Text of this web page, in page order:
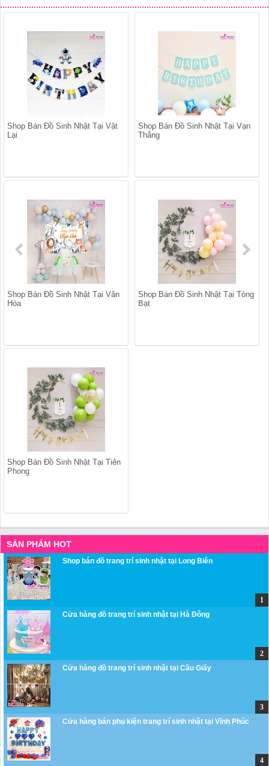
Shop Bán Đồ Sinh Nhật Tại Vật
Lại
Shop Bán Đồ Sinh Nhật Tại Vạn
Thắng
Shop Bán Đồ Sinh Nhật Tại Vân
Hòa
Shop Bán Đồ Sinh Nhật Tại Tòng
Bạt
Shop Bán Đồ Sinh Nhật Tại Tiên
Phong
SẢN PHẨM HOT
Shop bán đồ trang trí sinh nhật tại Long Biên
Cửa hàng đồ trang trí sinh nhật tại Hà Đông
Cửa hàng đồ trang trí sinh nhật tại Cầu Giấy
Cửa hàng bán phụ kiện trang trí sinh nhật tại Vĩnh Phúc